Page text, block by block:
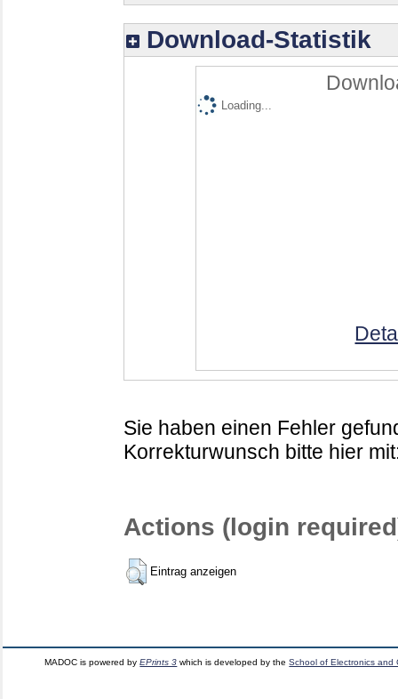
Download-Statistik
Loading...
Sie haben einen Fehler
Korrekturwunsch bitte hier
Actions (login
Eintrag anzeigen
MADOC is powered byEPrints 3 which is developed by theSchool of Electronics and